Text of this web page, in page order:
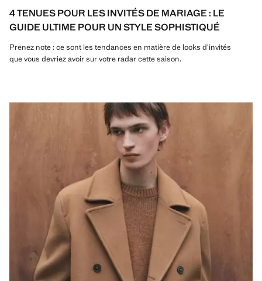
4 TENUES POUR LES INVITÉS DE MARIAGE : LE
GUIDE ULTIME POUR UN STYLE SOPHISTIQUÉ
Prenez note : ce sont les tendances en matière de looks d’invités
que vous devriez avoir sur votre radar cette saison.